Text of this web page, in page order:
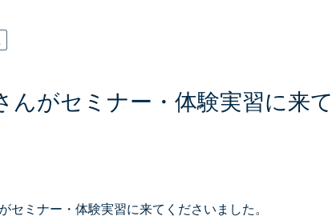
んがセミナー・体験実習に来て
ミナー・体験実習に来てくださいました。